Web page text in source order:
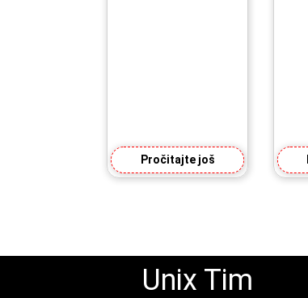
Pročitajte još
Unix Tim